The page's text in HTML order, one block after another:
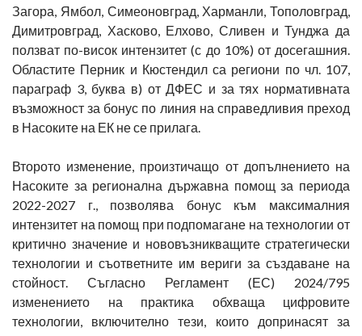
Загора, Ямбол, Симеоновград, Харманли, Тополовград,
Димитровград, Хасково, Елхово, Сливен и Тунджа да
ползват по-висок интензитет (с до 10%) от досегашния.
Областите Перник и Кюстендил са региони по чл. 107,
параграф 3, буква в) от ДФЕС и за тях нормативната
възможност за бонус по линия на справедливия преход
в Насоките на ЕК не се прилага.
Второто изменение, произтичащо от допълнението на
Насоките за регионална държавна помощ за периода
2022-2027 г., позволява бонус към максималния
интензитет на помощ при подпомагане на технологии от
критично значение и нововъзникващите стратегически
технологии и съответните им вериги за създаване на
стойност. Съгласно Регламент (ЕС) 2024/795
изменението на практика обхваща цифровите
технологии, включително тези, които допринасят за